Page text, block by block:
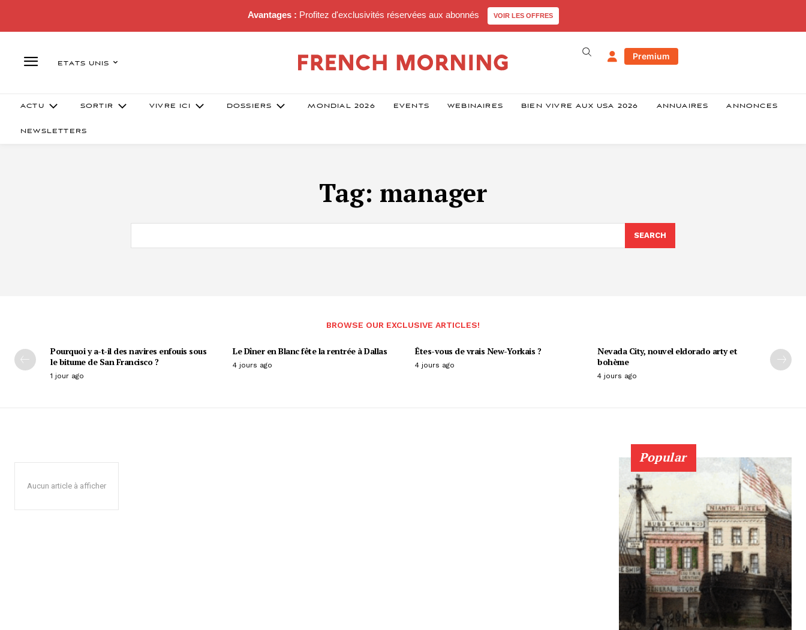
Avantages : Profitez d'exclusivités réservées aux abonnés VOIR LES OFFRES
ETATS UNIS
Premium
ACTU SORTIR VIVRE ICI DOSSIERS MONDIAL 2026 EVENTS WEBINAIRES BIEN VIVRE AUX USA 2026 ANNUAIRES ANNONCES
NEWSLETTERS
Tag: manager
SEARCH
BROWSE OUR EXCLUSIVE ARTICLES!
Pourquoi y a-t-il des navires enfouis sous
le bitume de San Francisco ?
1 jour ago
Le Dîner en Blanc fête la rentrée à Dallas
4 jours ago
Êtes-vous de vrais New-Yorkais ?
4 jours ago
Nevada City, nouvel eldorado arty et
bohème
4 jours ago
Aucun article à afficher
Popular